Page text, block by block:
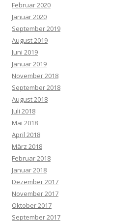
Februar 2020
Januar 2020
September 2019
August 2019
Juni 2019
Januar 2019
November 2018
September 2018
August 2018
Juli 2018
Mai 2018
April 2018
März 2018
Februar 2018
Januar 2018
Dezember 2017
November 2017
Oktober 2017
September 2017